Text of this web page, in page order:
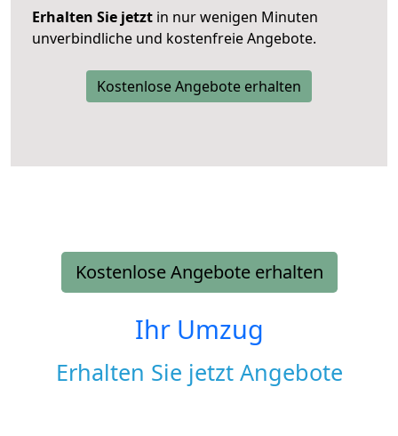
Erhalten Sie jetzt in nur wenigen Minuten
unverbindliche und kostenfreie Angebote.
Kostenlose Angebote erhalten
Kostenlose Angebote erhalten
Ihr Umzug
Erhalten Sie jetzt Angebote